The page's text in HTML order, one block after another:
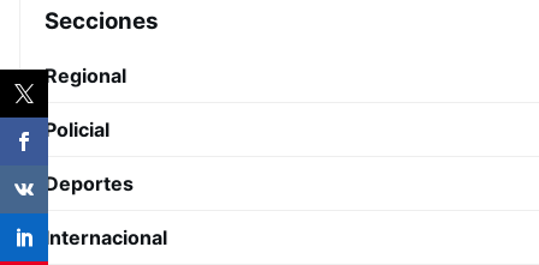
Secciones
Regional
Policial
Deportes
Internacional